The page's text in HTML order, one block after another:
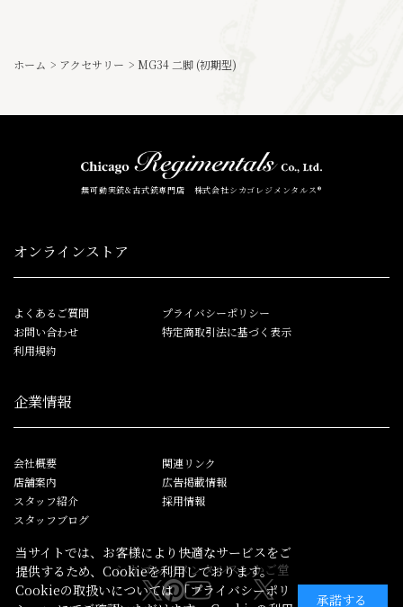
ホーム > アクセサリー > MG34 二脚 (初期型)
無可動実銃&古式銃専門店 株式会社シカゴレジメンタルス®
オンラインストア
よくあるご質問
お問い合わせ
利用規約
プライバシーポリシー
特定商取引法に基づく表示
企業情報
会社概要
店舗案内
スタッフ紹介
スタッフブログ
関連リンク
広告掲載情報
採用情報
シカゴレジメンタルスしかご堂
当サイトでは、お客様により快適なサービスをご
提供するため、Cookieを利用しております。
Cookieの取扱いについては「プライバシーポリ
承諾する